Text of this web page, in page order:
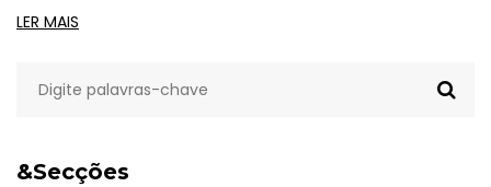
&Secções
Diffusion.
LER MAIS